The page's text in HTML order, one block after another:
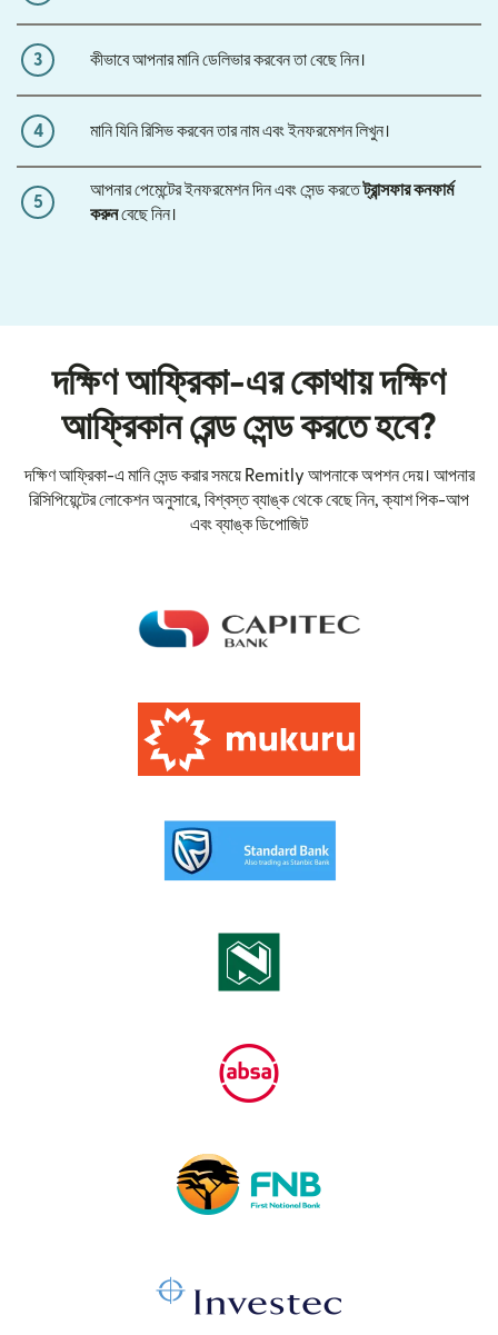
3 কীভাবে আপনার মানি ডেলিভার করবেন তা বেছে নিন।
4 মানি যিনি রিসিভ করবেন তার নাম এবং ইনফরমেশন লিখুন।
5
আপনার পেমেন্টের ইনফরমেশন দিন এবং সেন্ড করতেট্রান্সফার কনফার্ম
করুনবেছে নিন।
দক্ষিণ আফ্রিকা-এর কোথায় দক্ষিণ
আফ্রিকান রেন্ড সেন্ড করতে হবে?
দক্ষিণ আফ্রিকা-এ মানি সেন্ড করার সময়ে Remitly আপনাকে অপশন দেয়। আপনার
রিসিপিয়েন্টের লোকেশন অনুসারে, বিশ্বস্ত ব্যাঙ্ক থেকে বেছে নিন, ক্যাশ পিক-আপ
এবং ব্যাঙ্ক ডিপোজিট